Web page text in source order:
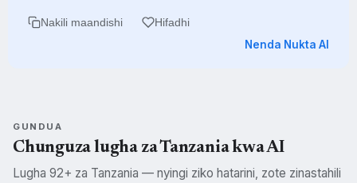
Nakili maandishi Hifadhi
Nenda Nukta AI
GUNDUA
Chunguza lugha za Tanzania kwa AI
Lugha 92+ za Tanzania — nyingi ziko hatarini, zote zinastahili